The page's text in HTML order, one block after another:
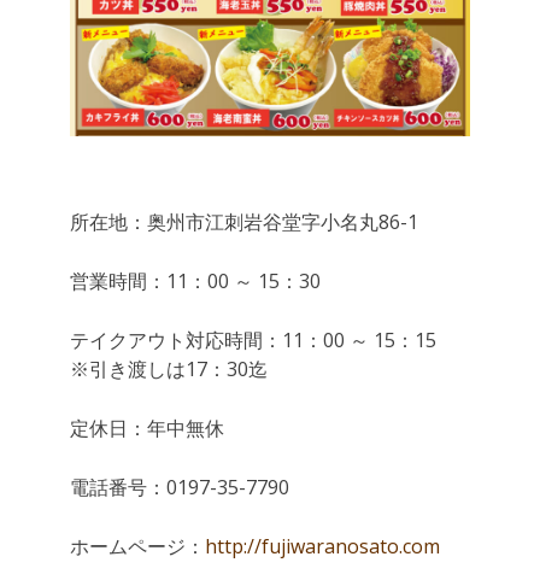
所在地：奥州市江刺岩谷堂字小名丸86-1
営業時間：11：00 ～ 15：30
テイクアウト対応時間：11：00 ～ 15：15
※引き渡しは17：30迄
定休日：年中無休
電話番号：0197-35-7790
ホームページ： http://fujiwaranosato.com